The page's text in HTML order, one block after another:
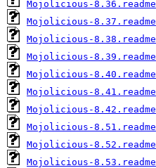
Mojolicious-8.36.readme
Mojolicious-8.37.readme
Mojolicious-8.38.readme
Mojolicious-8.39.readme
Mojolicious-8.40.readme
Mojolicious-8.41.readme
Mojolicious-8.42.readme
Mojolicious-8.51.readme
Mojolicious-8.52.readme
Mojolicious-8.53.readme